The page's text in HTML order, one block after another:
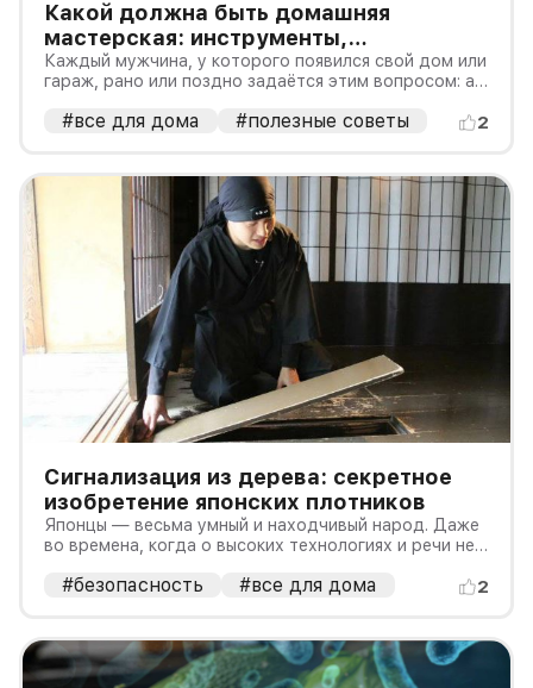
Какой должна быть домашняя
мастерская: инструменты,
требования, советы
Каждый мужчина, у которого появился свой дом или
гараж, рано или поздно задаётся этим вопросом: а
#все для дома #полезные советы 2
Сигнализация из дерева: секретное
изобретение японских плотников
Японцы — весьма умный и находчивый народ. Даже
во времена, когда о высоких технологиях и речи не
сигнализацию.
#безопасность #все для дома 2